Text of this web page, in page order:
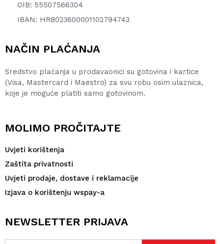
OIB: 55507566304
IBAN: HR8023600001102794743
NAČIN PLAĆANJA
Sredstvo plaćanja u prodavaonici su gotovina i kartice
(Visa, Mastercard i Maestro) za svu robu osim ulaznica,
koje je moguće platiti samo gotovinom.
MOLIMO PROČITAJTE
Uvjeti korištenja
Zaštita privatnosti
Uvjeti prodaje, dostave i reklamacije
Izjava o korištenju wspay-a
NEWSLETTER PRIJAVA